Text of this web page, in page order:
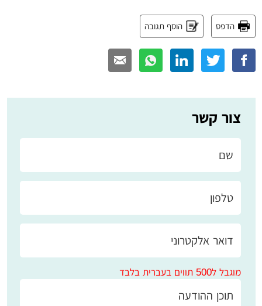
צור קשר
מוגבל ל500 תווים בעברית בלבד
הדפס הוסף תגובה